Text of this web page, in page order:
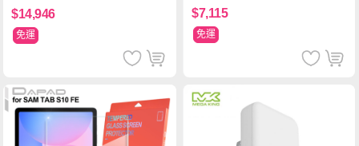
$14,946
免運
$7,115
免運